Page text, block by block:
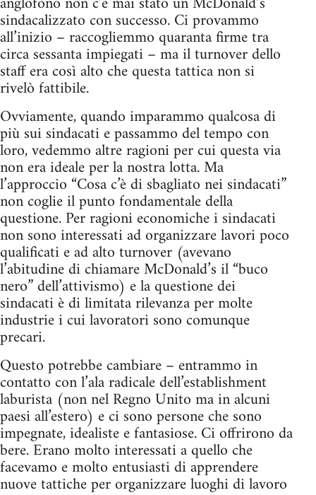
sindacalizzato con successo. Ci provammo
all’inizio – raccogliemmo quaranta firme tra
circa sessanta impiegati – ma il turnover dello
staff era così alto che questa tattica non si
rivelò fattibile.
Ovviamente, quando imparammo qualcosa di
più sui sindacati e passammo del tempo con
loro, vedemmo altre ragioni per cui questa via
non era ideale per la nostra lotta. Ma
l’approccio “Cosa c’è di sbagliato nei sindacati”
non coglie il punto fondamentale della
questione. Per ragioni economiche i sindacati
non sono interessati ad organizzare lavori poco
qualificati e ad alto turnover (avevano
l’abitudine di chiamare McDonald’s il “buco
nero” dell’attivismo) e la questione dei
sindacati è di limitata rilevanza per molte
industrie i cui lavoratori sono comunque
precari.
Questo potrebbe cambiare – entrammo in
contatto con l’ala radicale dell’establishment
laburista (non nel Regno Unito ma in alcuni
paesi all’estero) e ci sono persone che sono
impegnate, idealiste e fantasiose. Ci offrirono da
bere. Erano molto interessati a quello che
facevamo e molto entusiasti di apprendere
nuove tattiche per organizzare luoghi di lavoro